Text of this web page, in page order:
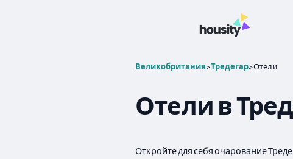
Великобритания>Тредегар>Отели
Отели в
Откройте для себя очарование